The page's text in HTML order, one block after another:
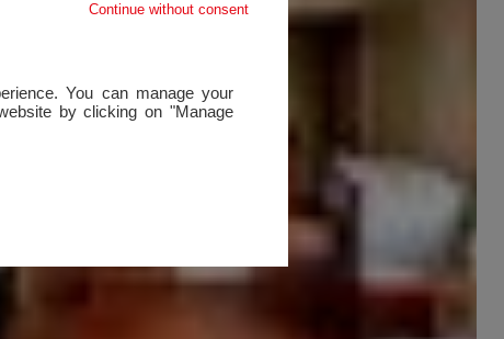
Continue without consent
You can manage your
by clicking on "Manage